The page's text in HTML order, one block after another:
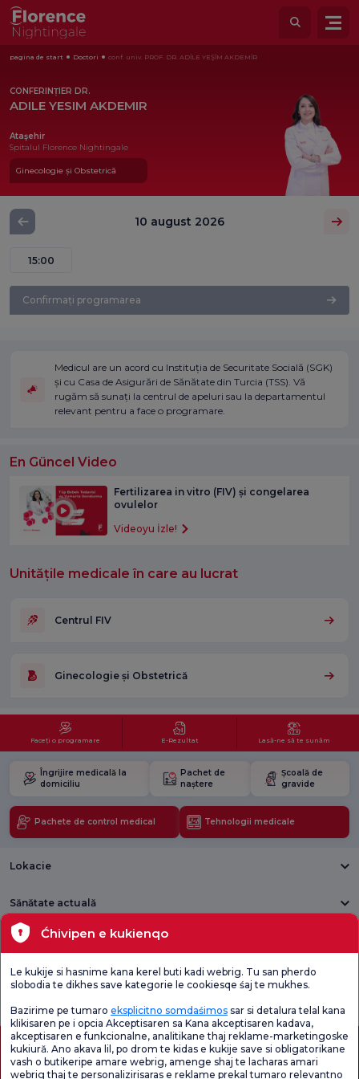
pagina de start Doctori conf. univ. PROF. DR. ADİLE YEŞİM AKDEMİR
CONFERINȚIER DR.
ADILE YESIM AKDEMIR
Ataşehir
Spitalul Florence Nightingale
Ginecologie și Obstetrică
10 august 2026
15:00
Confirmați programarea
Medicul are un acord cu Instituția de Securitate Socială (SGK)
și cu Casa de Asigurări de Sănătate din Turcia (TSS). Vă
rugăm să sunați la centrul de apeluri sau la departamentul
relevant pentru a face o programare.
En Güncel Video
Fertilizarea in vitro (FIV) și congelarea
ovulelor
Videoyu İzle!
Unitățile medicale în care au lucrat
Centrul FIV
Ginecologie și Obstetrică
Faceți o programare E-Rezultat Lasă-ne să te sunăm
Îngrijire medicală la
domiciliu
Pachet de
naștere
Școală de
gravide
Pachete de control medical Tehnologii medicale
Lokacie
Sănătate actuală
Unități medicale
Sondaj general
Verificați
Chestionarul de
Sondaj de
Ćhivipen e kukienqo
Le kukije si hasnime kana kerel buti kadi webrig. Tu san pherdo
slobodia te dikhes save kategorie le cookiesqe śaj te mukhes.
Bazirime pe tumaro eksplicitno somdaśimos sar si detalura telal kana
klikisaren pe i opcia Akceptisaren sa Kana akceptisaren kadava,
akceptisaren e funkcionalne, analitikane thaj reklame-marketingoske
kukiură. Ano akava lil, po drom te kidas e kukije save si obligatorikane
vash o butikeripe amare webrig, amenge shaj te lacharas amari
webrig thaj te personalizirisaras e reklame prekal tumaro relevantno